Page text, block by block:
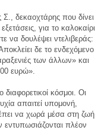
Σ., δεκαοχτάρης που δίνει
για το καλοκαίρι
να δουλέψει ντελιβεράς:
δε το ενδεχόμενο
των άλλων» και
ευρώ».
κόσμοι. Οι
απαιτεί υπομονή,
να χωρά μέσα στη ζωή
εντυπωσιάζονται πλέον